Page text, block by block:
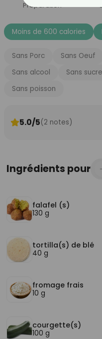
Préparation
Moins de 600 calories
Sans Porc Sans Oeuf
Sans alcool
Sans sucre
Sans poisson
5.0/5(2 notes)
Ingrédients pour
falafel (s)
130 g
tortilla(s) de blé
40 g
fromage frais
10 g
courgette(s)
100 g